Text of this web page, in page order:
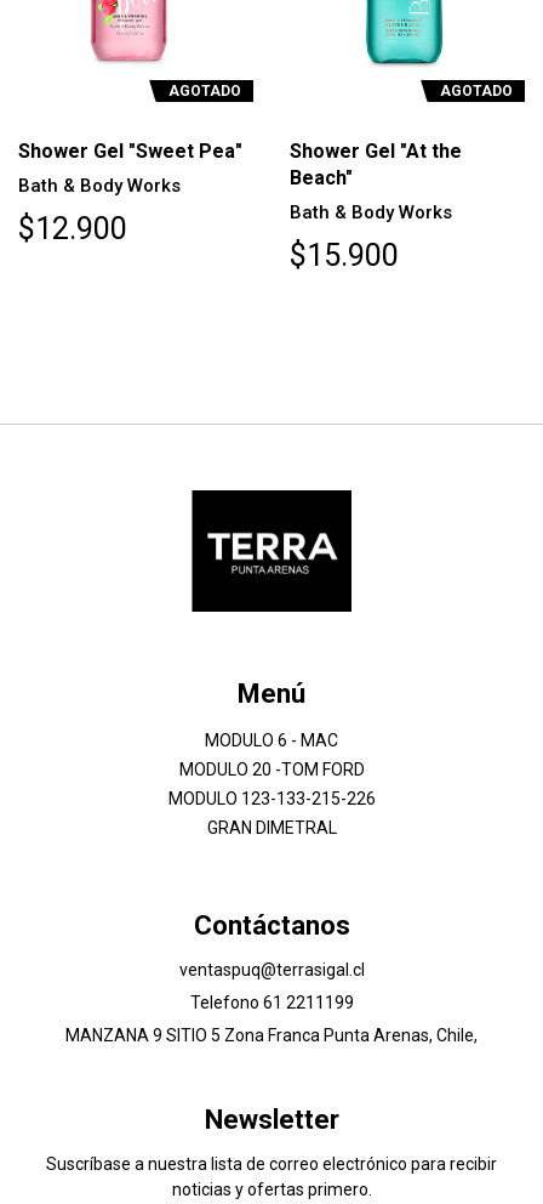
AGOTADO
Shower Gel "Sweet Pea"
Bath & Body Works
$12.900
AGOTADO
Shower Gel "At the
Beach"
Bath & Body Works
$15.900
Menú
MODULO 6 - MAC
MODULO 20 -TOM FORD
MODULO 123-133-215-226
GRAN DIMETRAL
Contáctanos
ventaspuq@terrasigal.cl
Telefono 61 2211199
MANZANA 9 SITIO 5 Zona Franca Punta Arenas, Chile,
Newsletter
Suscríbase a nuestra lista de correo electrónico para recibir
noticias y ofertas primero.